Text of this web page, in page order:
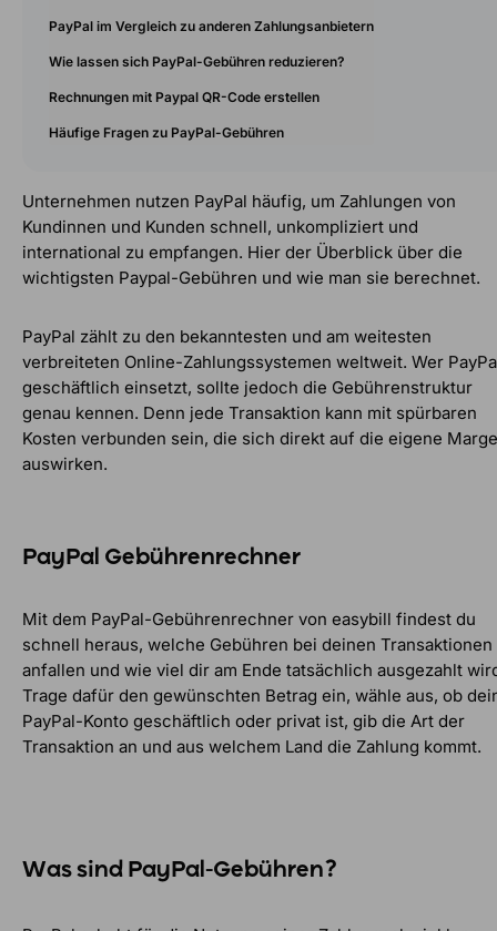
PayPal im Vergleich zu anderen Zahlungsanbietern
Wie lassen sich PayPal-Gebühren reduzieren?
Rechnungen mit Paypal QR-Code erstellen
Häufige Fragen zu PayPal-Gebühren
Unternehmen nutzen PayPal häufig, um Zahlungen von
Kundinnen und Kunden schnell, unkompliziert und
international zu empfangen. Hier der Überblick über die
wichtigsten Paypal-Gebühren und wie man sie berechnet.
PayPal zählt zu den bekanntesten und am weitesten
verbreiteten Online-Zahlungssystemen weltweit. Wer
geschäftlich einsetzt, sollte jedoch die Gebührenstruktur
genau kennen. Denn jede Transaktion kann mit spürbaren
Kosten verbunden sein, die sich direkt auf die eigene Marge
auswirken.
PayPal Gebührenrechner
Mit dem PayPal-Gebührenrechner von easybill findest du
schnell heraus, welche Gebühren bei deinen Transaktionen
anfallen und wie viel dir am Ende tatsächlich ausgezahlt
Trage dafür den gewünschten Betrag ein, wähle aus, ob
PayPal-Konto geschäftlich oder privat ist, gib die Art der
Transaktion an und aus welchem Land die Zahlung kommt.
Was sind PayPal-Gebühren?